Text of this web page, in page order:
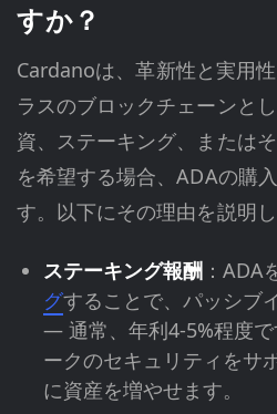
すか？
Cardanoは、革新性と実用
ラスのブロックチェーンと
資、ステーキング、または
を希望する場合、ADAの購
す。以下にその理由を説明し
ステーキング報酬 ：ADA
グすることで、パッシブ
— 通常、年利4-5%程度
ークのセキュリティをサ
に資産を増やせます。